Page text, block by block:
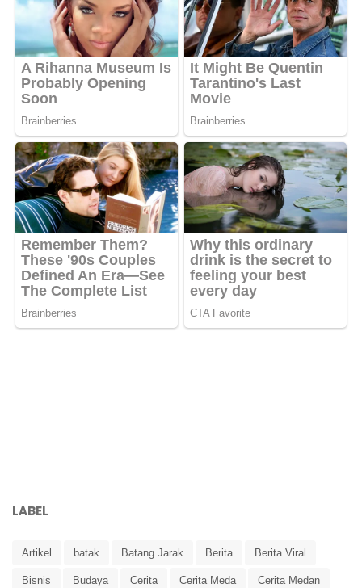
LABEL
Artikel batak Batang Jarak Berita Berita Viral
Bisnis Budaya Cerita Cerita Meda Cerita Medan